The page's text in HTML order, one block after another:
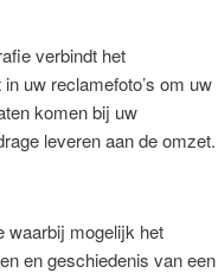
verbindt het
uw reclamefoto’s om uw
komen bij uw
leveren aan de omzet.
waarbij mogelijk het
en geschiedenis van een